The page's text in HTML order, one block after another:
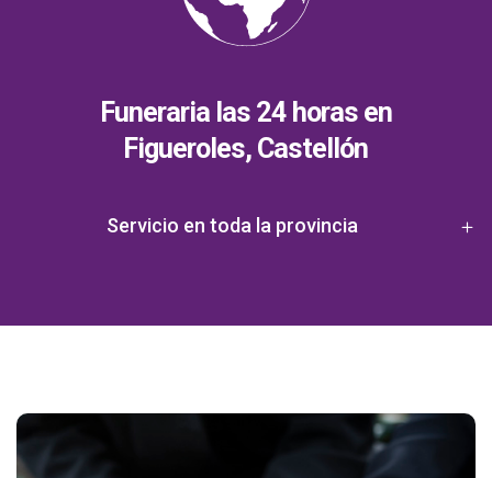
Funeraria las 24 horas en
Figueroles, Castellón
Servicio en toda la provincia